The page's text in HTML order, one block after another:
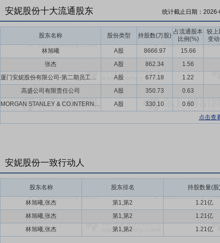
安妮股份十大流通股东 统计截止日期：
股东名称 股份类型 持股数(万股)
占流通股本
比例(%)
较上
变
林旭曦
A股 8666.97
15.66
张杰
A股 862.34
1.56
厦门安妮股份有限公司-第二期员工持股计划
A股 677.18
1.22
高盛公司有限责任公司
A股 350.73
0.63
MORGAN STANLEY & CO.INTERNATIONAL PLC.
A股 330.10
0.60
点击查
安妮股份一致行动人
股东名称 股东排名 持股数量(股
林旭曦,张杰 第1,第2
1.21亿
林旭曦,张杰
第1,第2
1.21亿
林旭曦,张杰
第1,第2 1.21亿